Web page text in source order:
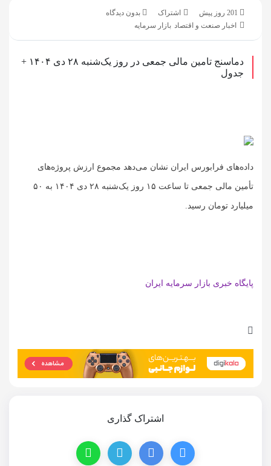
کپی
بدون دیدگاه
اخبار صنعت و اقتصاد بازار سرمایه
دماسنج تامین مالی جمعی در روز یک‌شنبه ۲۸ دی ۱۴۰۴ +
جدول
داده‌های فرابورس ایران نشان می‌دهد مجموع ارزش پروژه‌های
تأمین مالی جمعی تا ساعت ۱۵ روز یک‌شنبه ۲۸ دی ۱۴۰۴ به ۵۰
میلیارد تومان رسید.
پایگاه خبری بازار سرمایه ایران
اشتراک گذاری